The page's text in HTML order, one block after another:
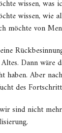
wissen, was
wissen, wie
möchte von
Dann wäre
haben. Aber
des
sind nicht